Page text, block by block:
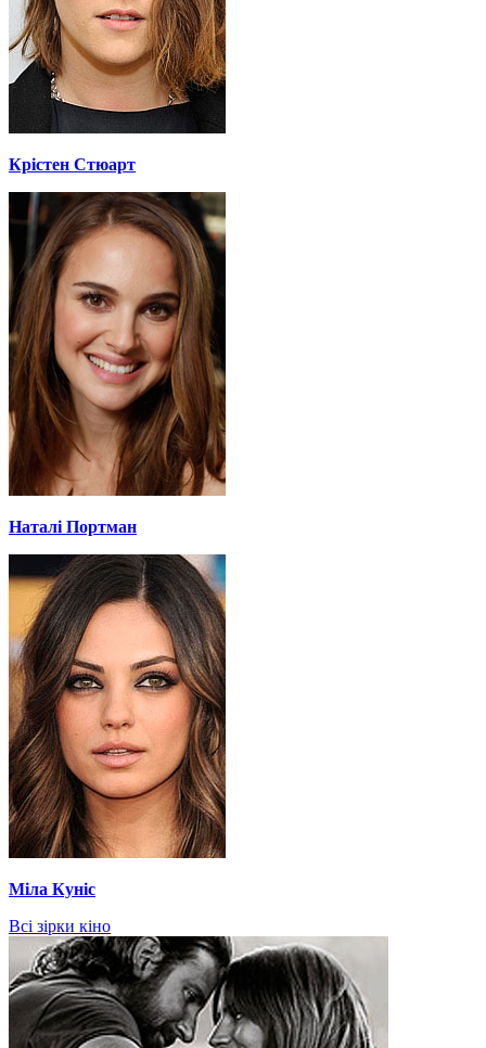
Крістен Стюарт
Наталі Портман
Міла Куніс
Всі зірки кіно